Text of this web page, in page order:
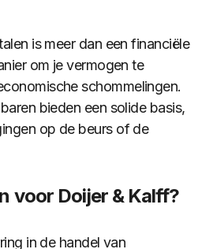
is meer dan een financiële
om je vermogen te
schommelingen.
bieden een solide basis,
op de beurs of de
voor Doijer & Kalff?
in de handel van